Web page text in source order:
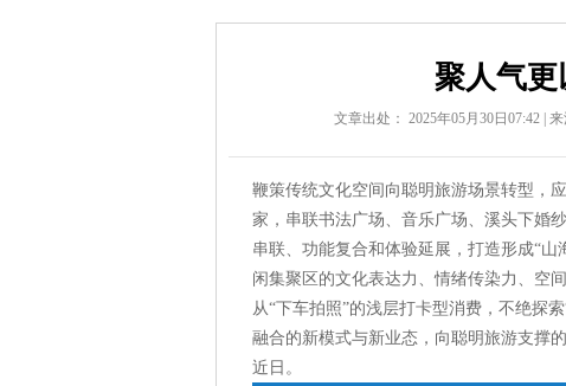
聚人气更
文章出处： 2025年05月30日07:42 | 来
鞭策传统文化空间向聪明旅游场景转型，
家，串联书法广场、音乐广场、溪头下婚
串联、功能复合和体验延展，打造形成“
闲集聚区的文化表达力、情绪传染力、空
从“下车拍照”的浅层打卡型消费，不绝探
融合的新模式与新业态，向聪明旅游支撑
近日。